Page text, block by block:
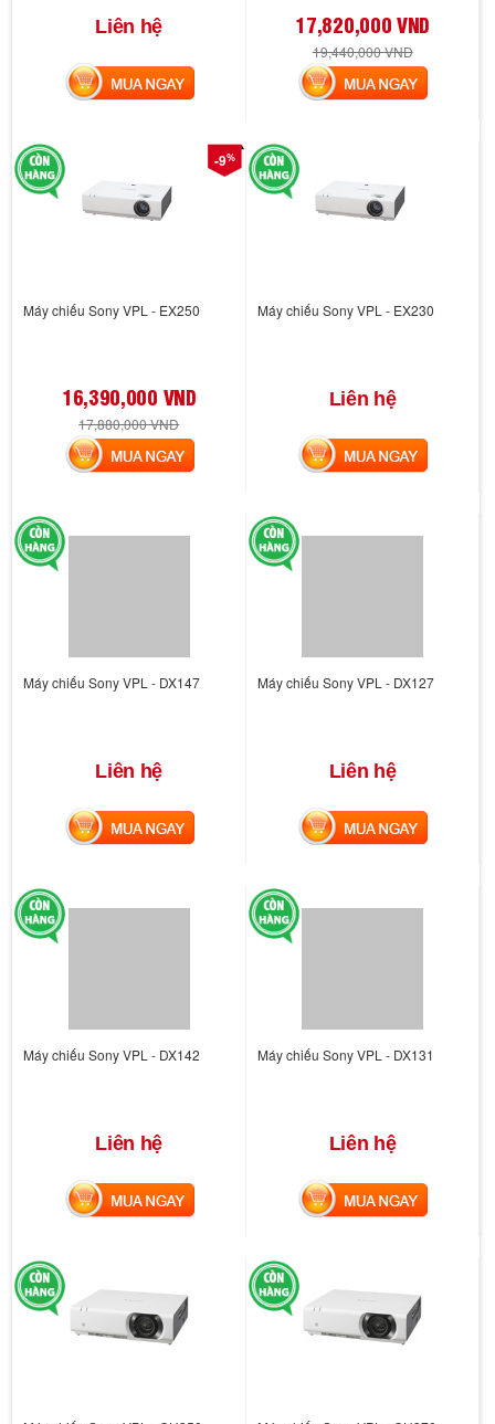
Liên hệ
MUA NGAY
17,820,000 VND
19,440,000 VND
MUA NGAY
-9%
Máy chiếu Sony VPL - EX250
16,390,000 VND
17,880,000 VND
MUA NGAY
Máy chiếu Sony VPL - EX230
Liên hệ
MUA NGAY
Máy chiếu Sony VPL - DX147
Liên hệ
MUA NGAY
Máy chiếu Sony VPL - DX127
Liên hệ
MUA NGAY
Máy chiếu Sony VPL - DX142
Liên hệ
MUA NGAY
Máy chiếu Sony VPL - DX131
Liên hệ
MUA NGAY